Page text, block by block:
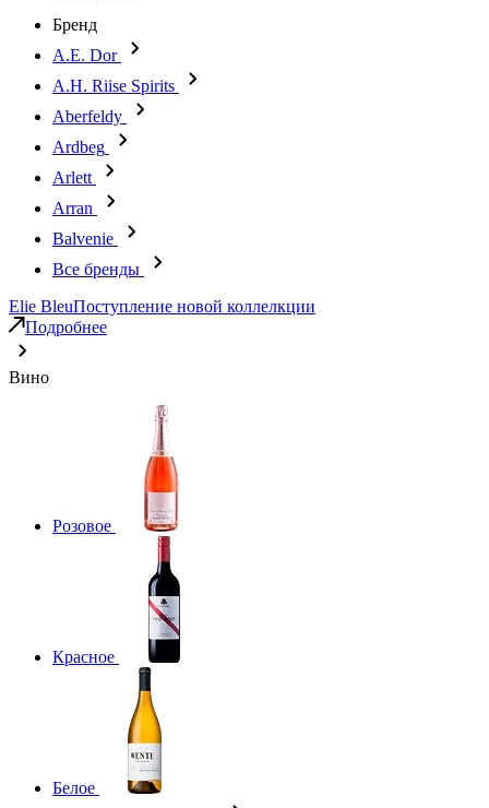
Бренд
A.E. Dor
A.H. Riise Spirits
Aberfeldy
Ardbeg
Arlett
Arran
Balvenie
Все бренды
Elie BleuПоступление новой коллелкции
Подробнее
Вино
Розовое
Красное
Белое